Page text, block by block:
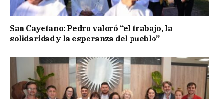
San Cayetano: Pedro valoró “el trabajo, la
solidaridad y la esperanza del pueblo”